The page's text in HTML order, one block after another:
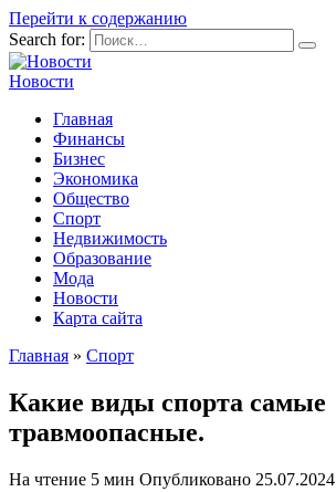
Перейти к содержанию
Search for:
Новости
Главная
Финансы
Бизнес
Экономика
Общество
Спорт
Недвижимость
Образование
Мода
Новости
Карта сайта
Главная » Спорт
Какие виды спорта самые
травмоопасные.
На чтение 5 мин Опубликовано 25.07.2024